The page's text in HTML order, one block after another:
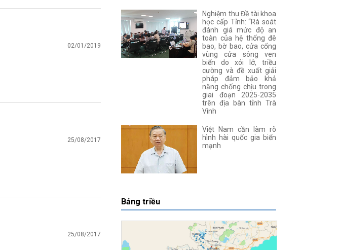
02/01/2019
25/08/2017
25/08/2017
Nghiệm thu Đề tài khoa
học cấp Tỉnh: “Rà soát
đánh giá mức độ an
toàn của hệ thống đê
bao, bờ bao, cửa cống
vùng cửa sông ven
biển do xói lở, triều
cường và đề xuất giải
pháp đảm bảo khả
năng chống chịu trong
giai đoạn 2025-2035
trên địa bàn tỉnh Trà
Vinh
Việt Nam cần làm rõ
hình hài quốc gia biển
mạnh
Bảng triều